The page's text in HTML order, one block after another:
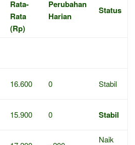
Rata-
Rata
(Rp)
Perubahan
Harian
Status
16.600 0 Stabil
15.900 0 Stabil
Naik